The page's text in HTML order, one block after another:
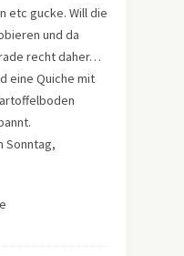
etc gucke. Will die
und da
recht daher…
eine Quiche mit
Sonntag,